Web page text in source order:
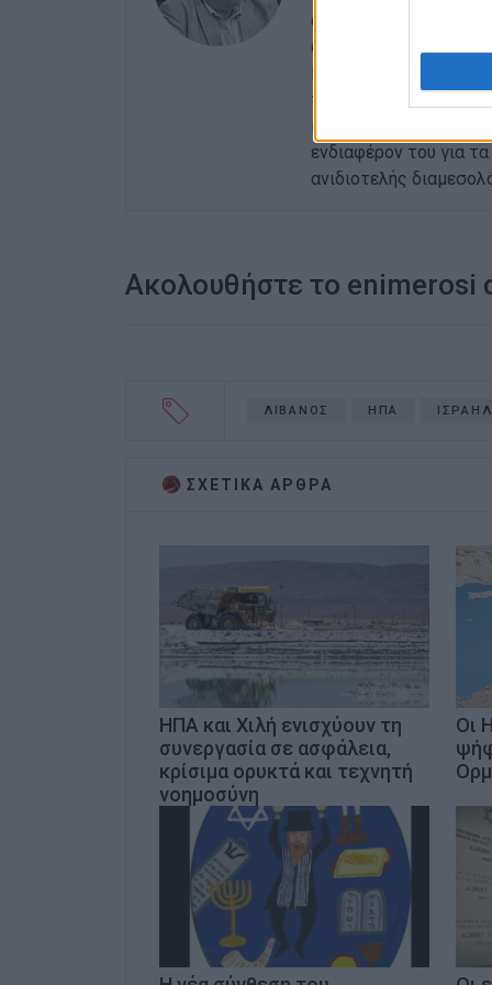
αρχές της δεκαετίας
αθηναϊκές
Περιφερειακών
του γενικού
ενδιαφέρον του για
ανιδιοτελής
Ακολουθήστε το enimerosi
ΛΙΒΑΝΟΣ ΗΠΑ ΙΣΡΑΗΛ
ΣΧΕΤΙΚA AΡΘΡΑ
ΗΠΑ και Χιλή ενισχύουν τη
συνεργασία σε ασφάλεια,
κρίσιμα ορυκτά και τεχνητή
νοημοσύνη
Οι